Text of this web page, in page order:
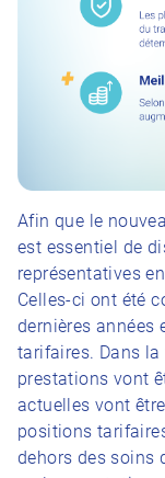
Afin que le
est essentiel de
représentatives
Celles-ci ont été
dernières années
tarifaires. Dans
prestations vont
actuelles vont
positions
dehors des soins